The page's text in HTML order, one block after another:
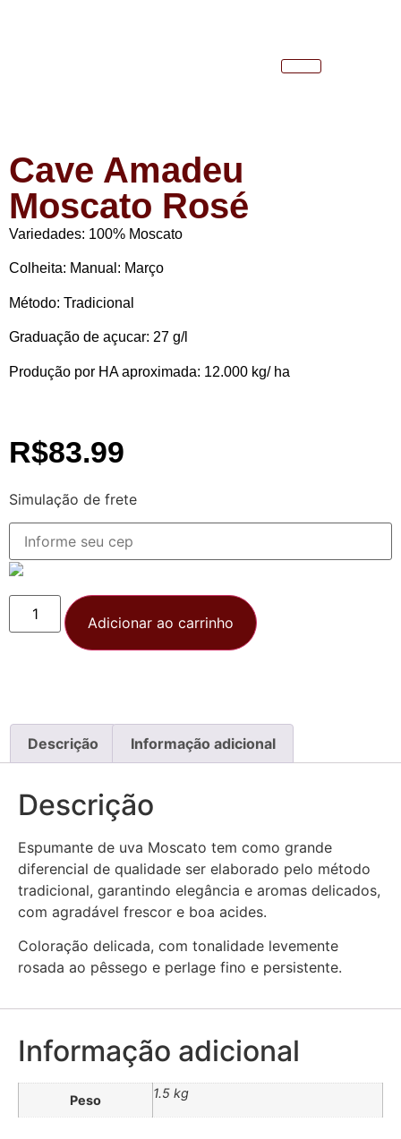
Cave Amadeu
Moscato Rosé
Variedades: 100% Moscato
Colheita: Manual: Março
Método: Tradicional
Graduação de açucar: 27 g/l
Produção por HA aproximada: 12.000 kg/ ha
R$83.99
Simulação de frete
Adicionar ao carrinho
Descrição Informação adicional
Descrição
Espumante de uva Moscato tem como grande
diferencial de qualidade ser elaborado pelo método
tradicional, garantindo elegância e aromas delicados,
com agradável frescor e boa acides.
Coloração delicada, com tonalidade levemente
rosada ao pêssego e perlage fino e persistente.
Informação adicional
Peso 1.5 kg